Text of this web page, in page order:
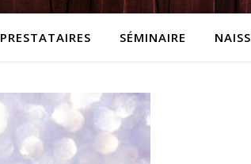
PRESTATAIRES SÉMINAIRE